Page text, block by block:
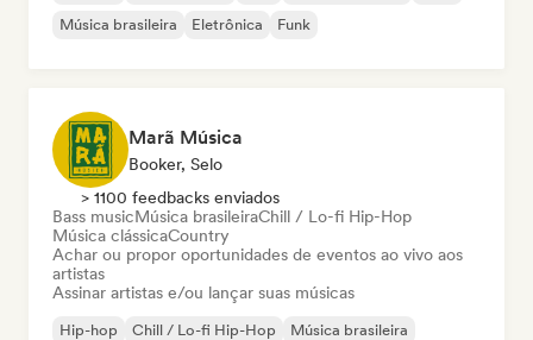
Música brasileira
Eletrônica Funk
Marã Música
Booker, Selo
> 1100 feedbacks enviados
Bass musicMúsica brasileiraChill / Lo-fi Hip-Hop
Música clássicaCountry
Achar ou propor oportunidades de eventos ao vivo aos
artistas
Assinar artistas e/ou lançar suas músicas
Hip-hop Chill / Lo-fi Hip-Hop
Música brasileira